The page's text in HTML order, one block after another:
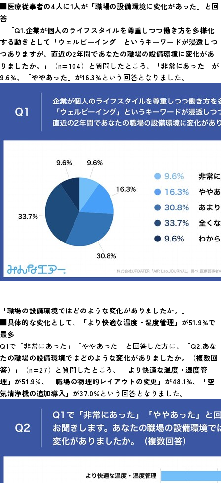
■医療従事者の4人に1人が「職場の設備環境に変化があった」と回
答
「Q1.企業が個人のライフスタイルを尊重しつつ働き方を多様化
する動きとして「ウェルビーイング」というキーワードが浸透しつ
つありますが、直近の2年間であなたの職場の設備環境に変化があ
りましたか。」
（n=104）と質問したところ、
「非常にあった」が
9.6%、「ややあった」が16.3%という回答となりました。
「職場の設備環境ではどのような変化がありましたか。」
■具体的な変化として、「より快適な温度・湿度管理」が51.9%で
最多
Q1で「非常にあった」「ややあった」と回答した方に、
「Q2.あな
たの職場の設備環境ではどのような変化がありましたか。（複数回
答）」
（n=27）と質問したところ、
「より快適な温度・湿度管
理」が51.9%、「職場の物理的レイアウトの変更」が48.1%、「空
気清浄機の追加導入」が37.0%という回答となりました。